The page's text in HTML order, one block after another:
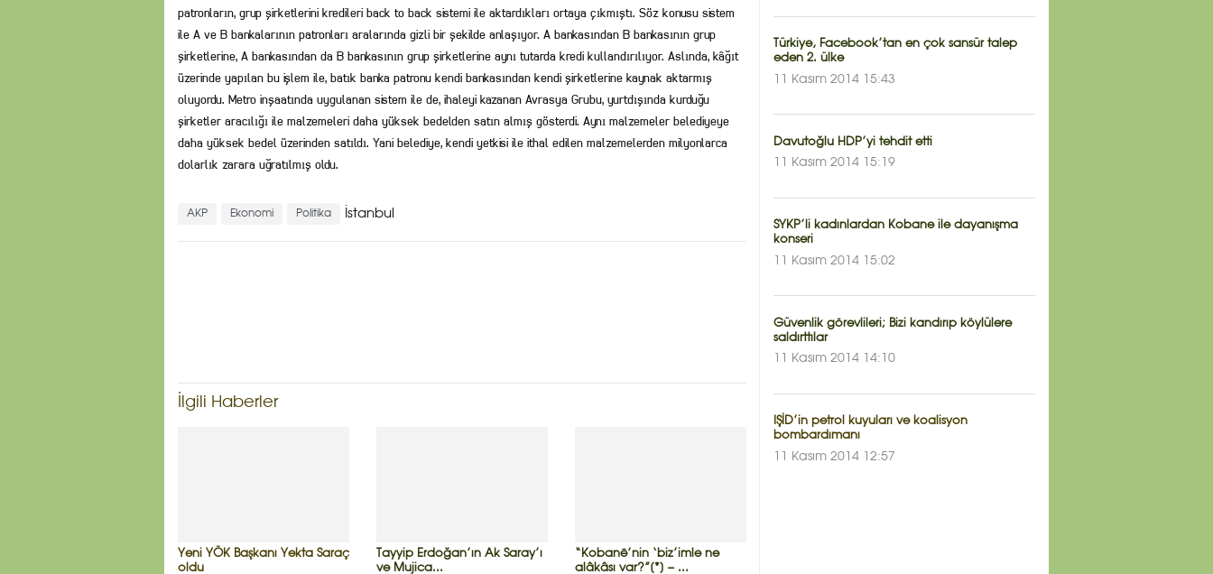
patronların, grup şirketlerini kredileri back to back sistemi ile aktardıkları ortaya çıkmıştı. Söz konusu sistem
ile A ve B bankalarının patronları aralarında gizli bir şekilde anlaşıyor. A bankasından B bankasının grup
şirketlerine, A bankasından da B bankasının grup şirketlerine aynı tutarda kredi kullandırılıyor. Aslında, kâğıt
üzerinde yapılan bu işlem ile, batık banka patronu kendi bankasından kendi şirketlerine kaynak aktarmış
oluyordu. Metro inşaatında uygulanan sistem ile de, ihaleyi kazanan Avrasya Grubu, yurtdışında kurduğu
şirketler aracılığı ile malzemeleri daha yüksek bedelden satın almış gösterdi. Aynı malzemeler belediyeye
daha yüksek bedel üzerinden satıldı. Yani belediye, kendi yetkisi ile ithal edilen malzemelerden milyonlarca
dolarlık zarara uğratılmış oldu.
AKP Ekonomi İstanbul
Politika
İlgili Haberler
Yeni YÖK Başkanı Yekta Saraç
oldu
Tayyip Erdoğan’ın Ak Saray’ı
ve Mujica...
“Kobanê’nin ‘biz’imle ne
alâkâsı var?”[*] – ...
Türkiye, Facebook’tan en çok sansür talep
eden 2. ülke
11 Kasım 2014 15:43
Davutoğlu HDP’yi tehdit etti
11 Kasım 2014 15:19
SYKP’li kadınlardan Kobane ile dayanışma
konseri
11 Kasım 2014 15:02
Güvenlik görevlileri; Bizi kandırıp köylülere
saldırttılar
11 Kasım 2014 14:10
IŞİD’in petrol kuyuları ve koalisyon
bombardımanı
11 Kasım 2014 12:57